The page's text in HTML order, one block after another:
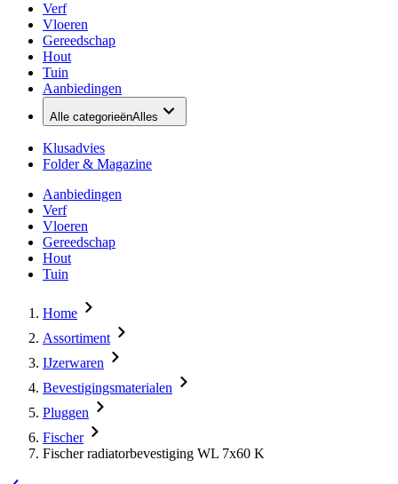
Verf
Vloeren
Gereedschap
Hout
Tuin
Aanbiedingen
Alle categorieënAlles
Klusadvies
Folder & Magazine
Aanbiedingen
Verf
Vloeren
Gereedschap
Hout
Tuin
Home
Assortiment
IJzerwaren
Bevestigingsmaterialen
Pluggen
Fischer
Fischer radiatorbevestiging WL 7x60 K